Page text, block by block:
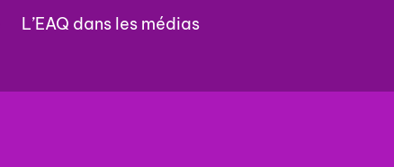
L’EAQ dans les médias